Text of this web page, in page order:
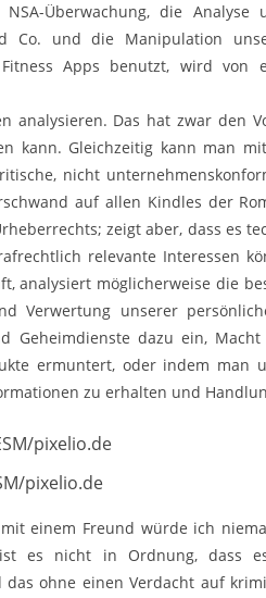
Überwachung, die Analyse
Co. und die Manipulation
Apps benutzt, wird von
analysieren. Das hat zwar den
kann. Gleichzeitig kann man
nicht
auf allen Kindles der
zeigt aber, dass es
relevante Interessen
analysiert möglicherweise die
Verwertung unserer
Geheimdienste dazu ein,
ermuntert, oder indem man
zu erhalten und
pixelio.de
einem Freund würde ich
ist es nicht in Ordnung, dass
ohne einen Verdacht auf